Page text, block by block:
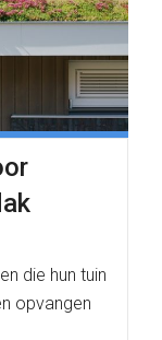
die hun tuin
opvangen